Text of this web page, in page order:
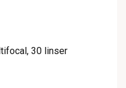
30 linser